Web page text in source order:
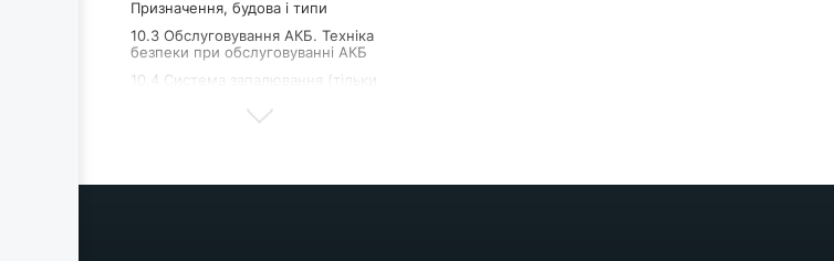
Призначення, будова і типи
10.3 Обслуговування АКБ. Техніка
безпеки при обслуговуванні АКБ
10.4 Система запалювання (тільки
10.5 Система передпускового
Генератор, його будова і робота